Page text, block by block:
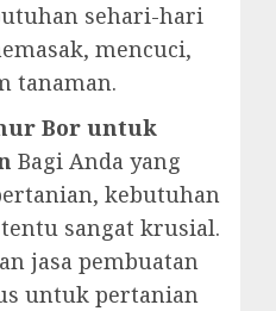
sehari-hari
mencuci,
tanaman.
Bor untuk
Bagi Anda yang
kebutuhan
sangat krusial.
jasa pembuatan
untuk pertanian